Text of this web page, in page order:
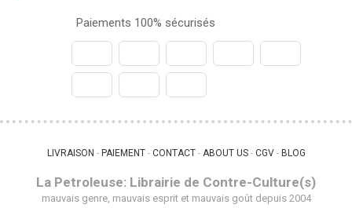
Paiements 100% sécurisés
LIVRAISON - PAIEMENT - CONTACT - ABOUT US - CGV - BLOG
La Petroleuse: Librairie de Contre-Culture(s)
mauvais genre, mauvais esprit et mauvais goût depuis 2004